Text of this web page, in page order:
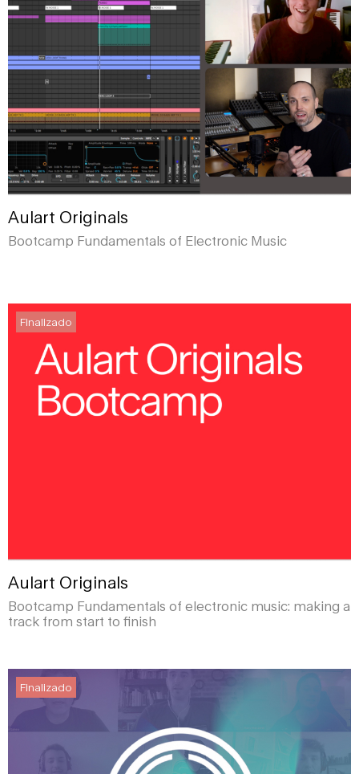
Aulart Originals
Bootcamp Fundamentals of Electronic Music
Aulart Originals
Bootcamp Fundamentals of electronic music: making a
track from start to finish
Finalizado
Finalizado
Finalizado
Finalizado